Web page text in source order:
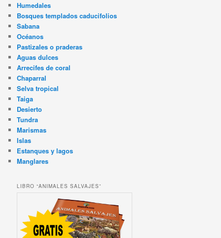
Humedales
Bosques templados caducifolios
Sabana
Océanos
Pastizales o praderas
Aguas dulces
Arrecifes de coral
Chaparral
Selva tropical
Taiga
Desierto
Tundra
Marismas
Islas
Estanques y lagos
Manglares
LIBRO “ANIMALES SALVAJES”